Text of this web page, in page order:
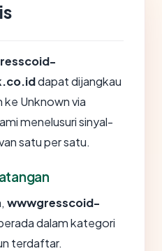
dapat dijangkau
ke Unknown via
menelusuri sinyal-
satu per satu.
wwwgresscoid-
dalam kategori
terdaftar.